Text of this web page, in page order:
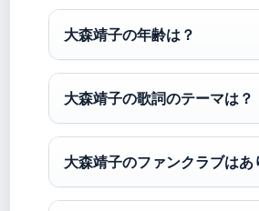
大森靖子の年齢は？
大森靖子の歌詞のテーマは？
大森靖子のファンクラブはあ